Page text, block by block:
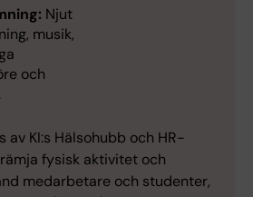
Njut
musik,
och
av KI:s Hälsohubb och HR-
fysisk aktivitet och
medarbetare och studenter,